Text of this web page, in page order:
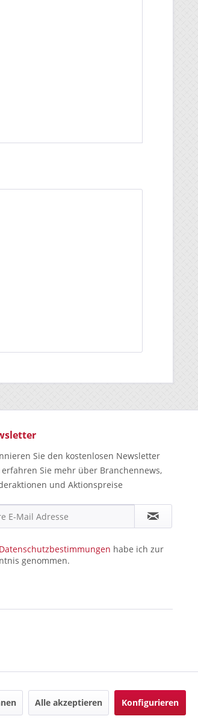
Sie den kostenlosen Newsletter
Sie mehr über Branchennews,
und Aktionspreise
Datenschutzbestimmungen habe ich zur
genommen.
Alle akzeptieren Konfigurieren